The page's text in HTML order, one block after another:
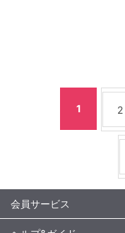
1 2
会員サービス